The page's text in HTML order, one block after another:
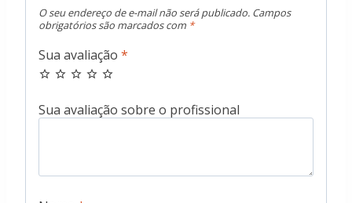
O seu endereço de e-mail não será publicado. Campos
obrigatórios são marcados com *
Sua avaliação *